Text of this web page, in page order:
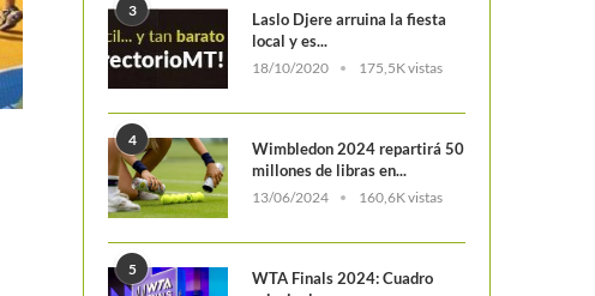
3
Laslo Djere arruina la fiesta
local y es...
18/10/2020 175,5K vistas
4
Wimbledon 2024 repartirá 50
millones de libras en...
13/06/2024 160,6K vistas
5
WTA Finals 2024: Cuadro